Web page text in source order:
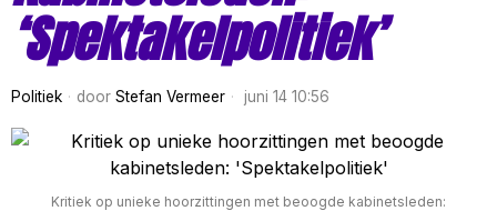
‘Spektakelpolitiek’
Politiek door Stefan Vermeer juni 14 10:56
Kritiek op unieke hoorzittingen met beoogde kabinetsleden: